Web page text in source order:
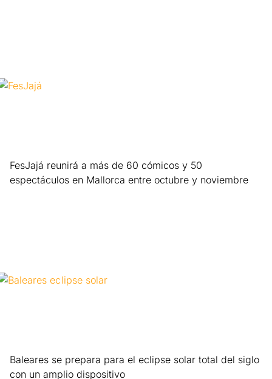
FesJajá reunirá a más de 60 cómicos y 50
espectáculos en Mallorca entre octubre y noviembre
Baleares se prepara para el eclipse solar total del siglo
con un amplio dispositivo